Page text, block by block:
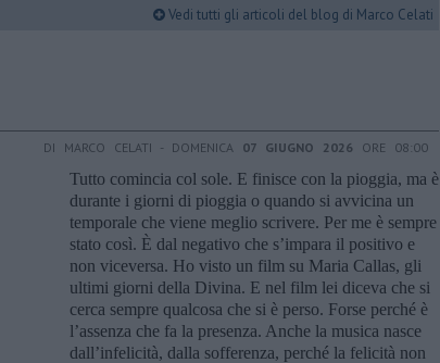
Vedi tutti gli articoli del blog di Marco Celati
DI MARCO CELATI - DOMENICA 07 GIUGNO 2026 ORE 08:00
Tutto comincia col sole. E finisce con la pioggia, ma è
durante i giorni di pioggia o quando si avvicina un
temporale che viene meglio scrivere. Per me è sempre
stato così. È dal negativo che s’impara il positivo e
non viceversa. Ho visto un film su Maria Callas, gli
ultimi giorni della Divina. E nel film lei diceva che si
cerca sempre qualcosa che si è perso. Forse perché è
l’assenza che fa la presenza. Anche la musica nasce
dall’infelicità, dalla sofferenza, perché la felicità non